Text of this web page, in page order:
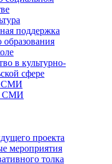
поддержка
образования
в культурно-
сфере
СМИ
СМИ
проекта
мероприятия
толка